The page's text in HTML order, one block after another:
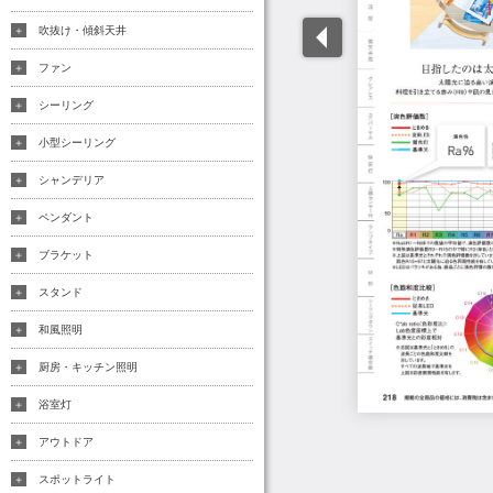
吹抜け・傾斜天井
ファン
シーリング
小型シーリング
シャンデリア
ペンダント
ブラケット
スタンド
和風照明
厨房・キッチン照明
浴室灯
アウトドア
スポットライト